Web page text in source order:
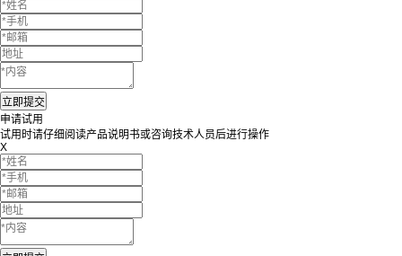
申请试用
试用时请仔细阅读产品说明书或咨询技术人员后进行操作
X